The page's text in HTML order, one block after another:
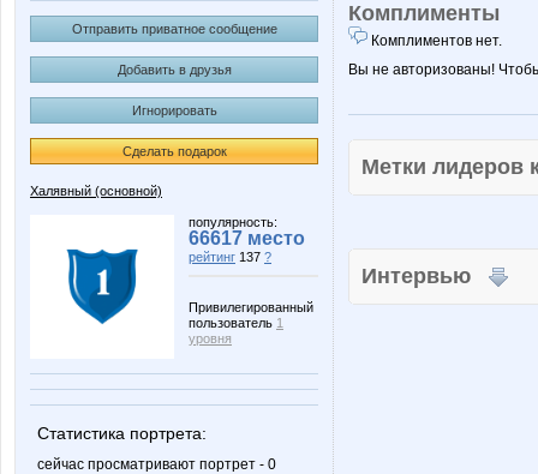
Отправить приватное сообщение
Добавить в друзья
Игнорировать
Сделать подарок
Халявный (основной)
популярность:
66617 место
рейтинг 137 ?
Привилегированный
пользователь 1
уровня
Статистика портрета:
сейчас просматривают портрет - 0
Комплименты
Комплиментов нет.
Вы не авторизованы!
Метки
Интервью